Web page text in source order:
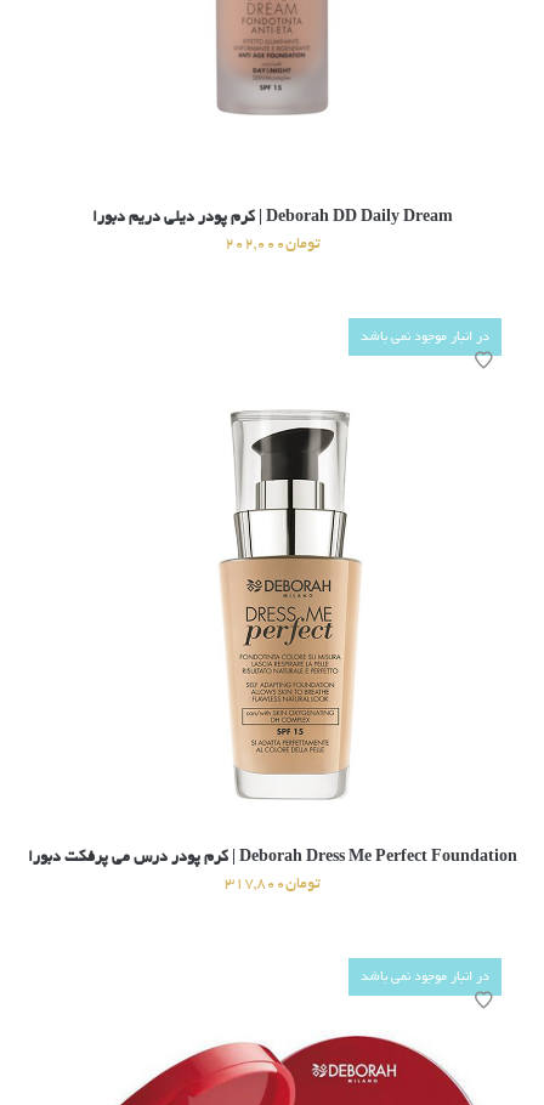
Deborah DD Daily Dream | کرم پودر دیلی دریم دبورا
تومان202,000
در انبار موجود نمی باشد
Deborah Dress Me Perfect Foundation | کرم پودر درس می پرفکت دبورا
تومان317,800
در انبار موجود نمی باشد